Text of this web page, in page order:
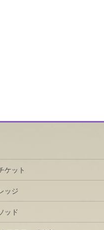
ケット
ッジ
ッド